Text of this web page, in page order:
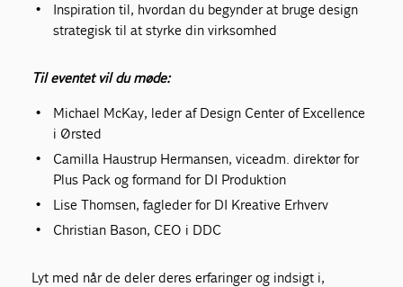
Inspiration til, hvordan du begynder at bruge design
strategisk til at styrke din virksomhed
Til eventet vil du møde:
Michael McKay, leder af Design Center of Excellence
i Ørsted
Camilla Haustrup Hermansen, viceadm. direktør for
Plus Pack og formand for DI Produktion
Lise Thomsen, fagleder for DI Kreative Erhverv
Christian Bason, CEO i DDC
Lyt med når de deler deres erfaringer og indsigt i,